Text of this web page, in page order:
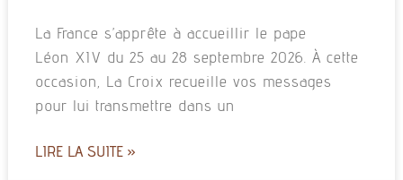
La France s’apprête à accueillir le pape
Léon XIV du 25 au 28 septembre 2026. À cette
occasion, La Croix recueille vos messages
pour lui transmettre dans un
LIRE LA SUITE »